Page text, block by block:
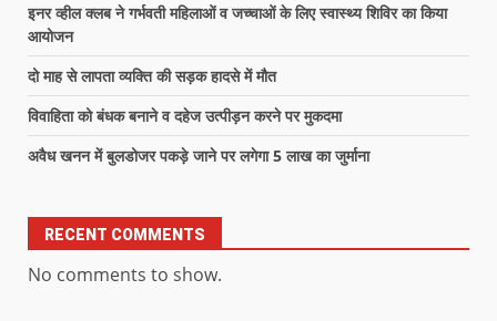
इनर व्हील क्लब ने गर्भवती महिलाओं व जच्चाओं के लिए स्वास्थ्य शिविर का किया
आयोजन
दो माह से लापता व्यक्ति की सड़क हादसे में मौत
विवाहिता को बंधक बनाने व दहेज उत्पीड़न करने पर मुकदमा
अवैध खनन में बुलडोजर पकड़े जाने पर लगेगा 5 लाख का जुर्माना
RECENT COMMENTS
No comments to show.